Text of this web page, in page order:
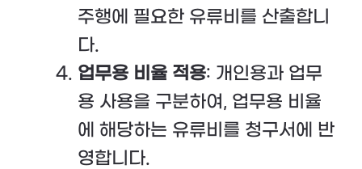
주행에 필요한 유류비를 산출합니
다.
업무용 비율 적용: 개인용과 업무
용 사용을 구분하여, 업무용 비율
에 해당하는 유류비를 청구서에 반
영합니다.